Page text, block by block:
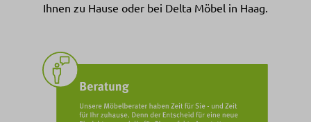
Ihnen zu Hause oder bei Delta Möbel in Haag.